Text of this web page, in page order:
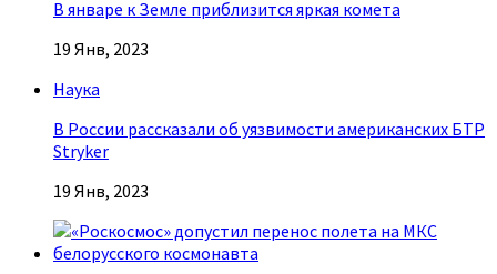
В январе к Земле приблизится яркая комета
19 Янв, 2023
Наука
В России рассказали об уязвимости американских БТР
Stryker
19 Янв, 2023